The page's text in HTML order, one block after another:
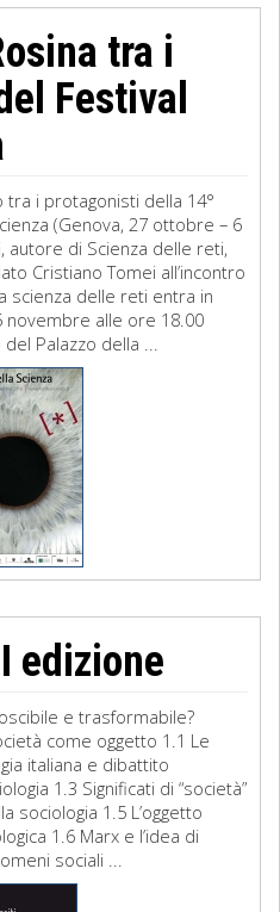
tra i
Festival
tra i protagonisti della 14°
(Genova, 27 ottobre – 6
autore di Scienza delle reti,
Cristiano Tomei all’incontro
scienza delle reti entra in
novembre alle ore 18.00
Palazzo della ...
edizione
e trasformabile?
come oggetto 1.1 Le
italiana e dibattito
1.3 Significati di “società”
sociologia 1.5 L’oggetto
1.6 Marx e l’idea di
sociali ...